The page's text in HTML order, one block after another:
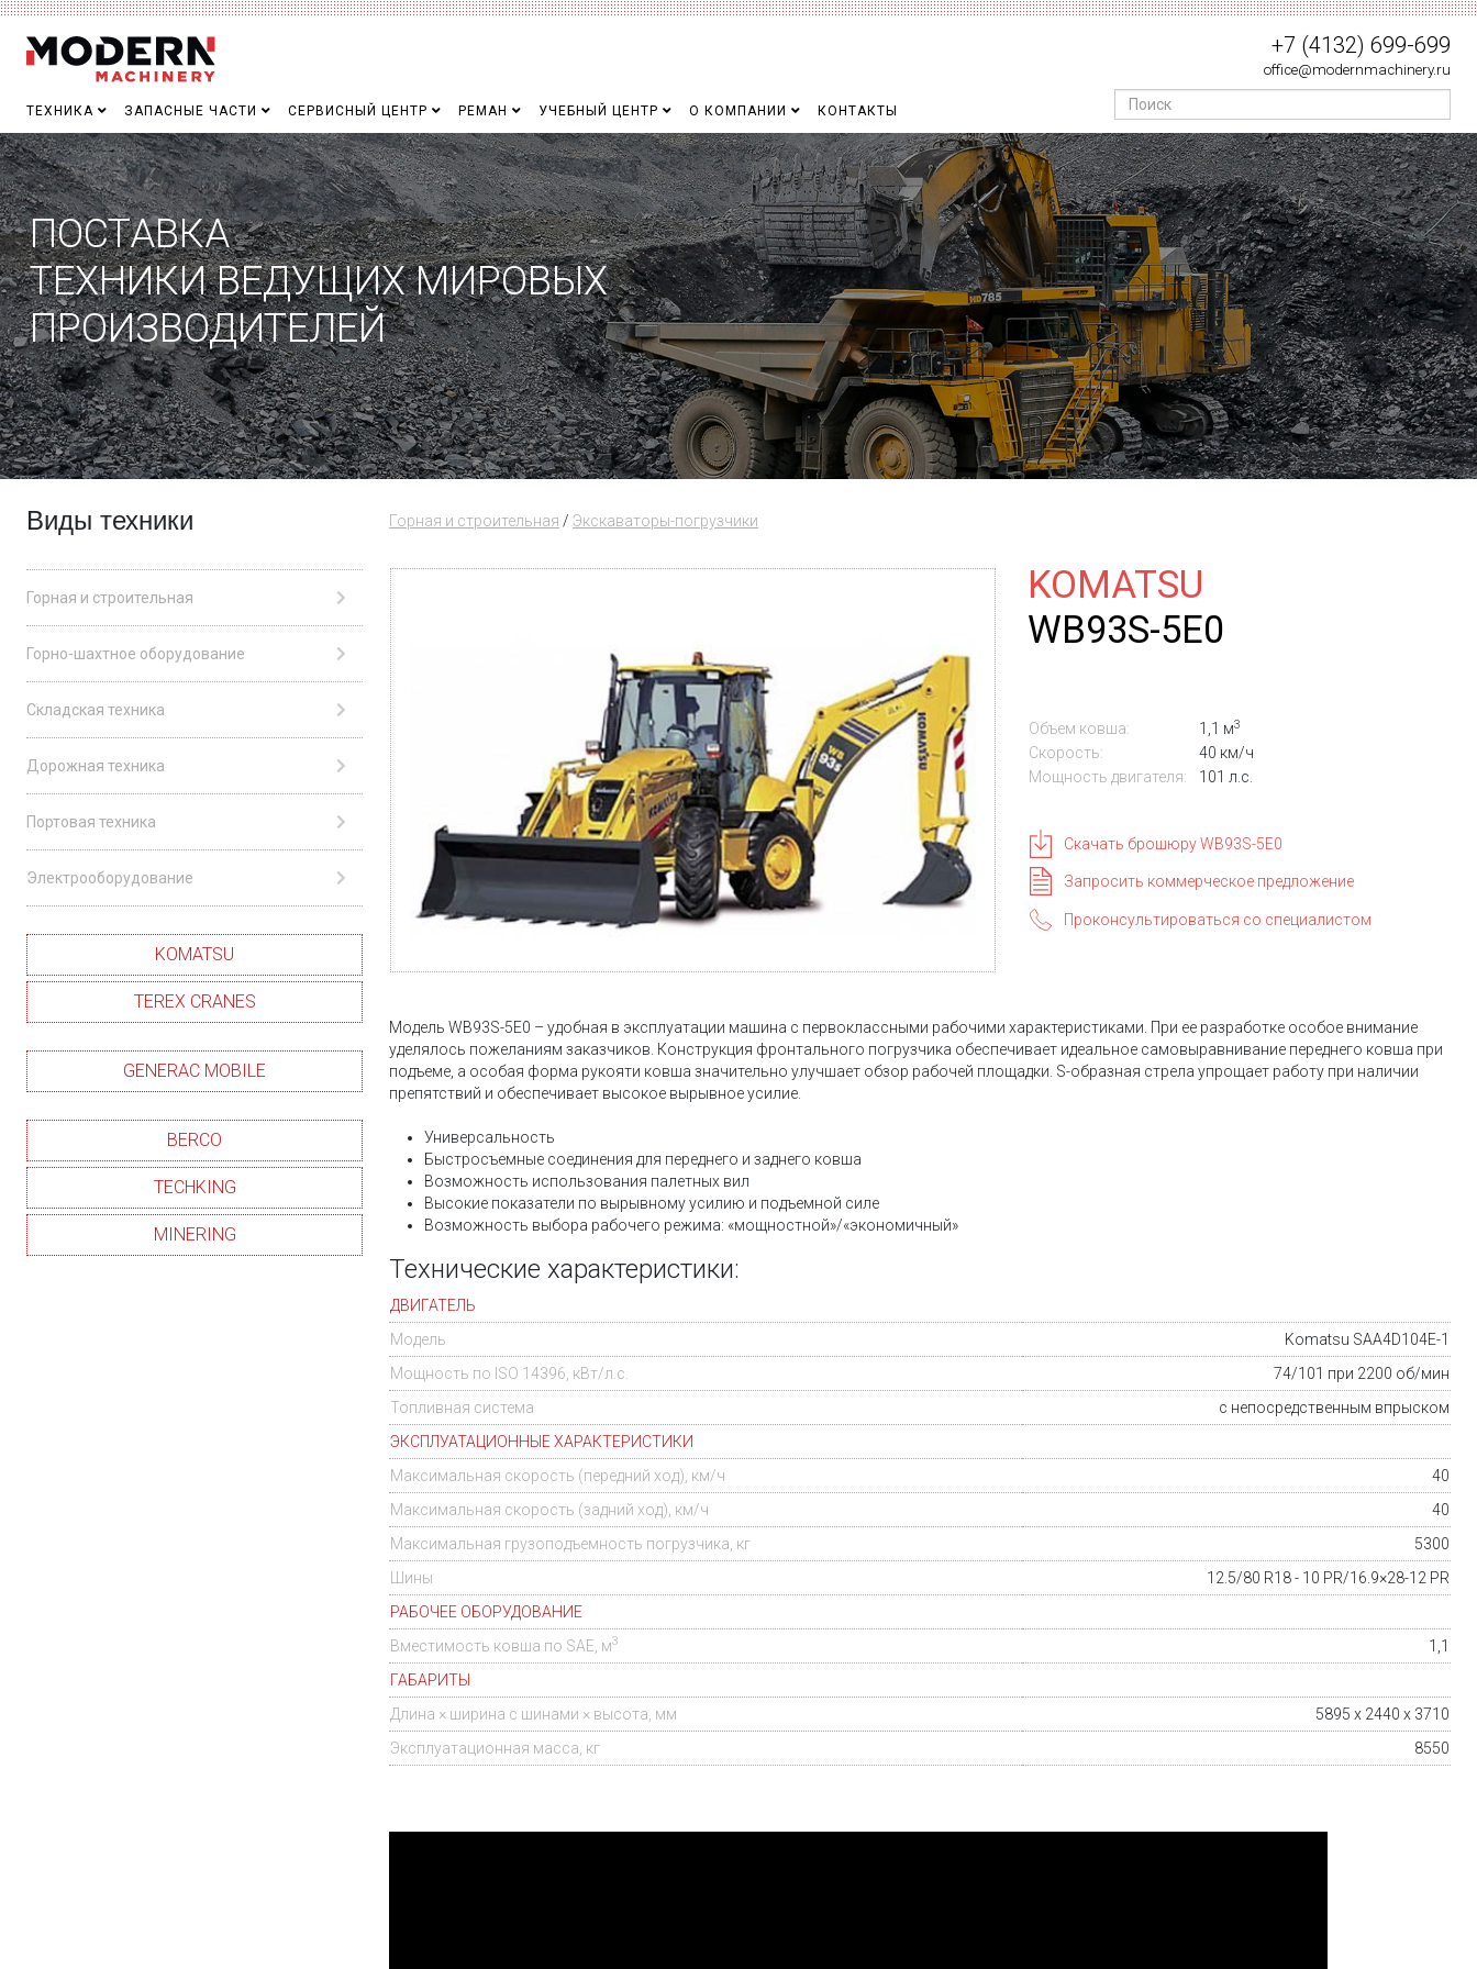
+7 (4132) 699-699
office@modernmachinery.ru
ТЕХНИКА ЗАПАСНЫЕ ЧАСТИ СЕРВИСНЫЙ ЦЕНТР РЕМАН УЧЕБНЫЙ ЦЕНТР О КОМПАНИИ КОНТАКТЫ
ПОСТАВКА
ТЕХНИКИ ВЕДУЩИХ МИРОВЫХ
ПРОИЗВОДИТЕЛЕЙ
Виды техники
Горная и строительная
Горно-шахтное оборудование
Складская техника
Дорожная техника
Портовая техника
Электрооборудование
KOMATSU
TEREX CRANES
GENERAC MOBILE
BERCO
TECHKING
MINERING
Горная и строительная / Экскаваторы-погрузчики
KOMATSU
WB93S-5E0
Объем ковша: 1,1 м3
Скорость:
40 км/ч
Мощность двигателя:
101 л.с.
Скачать брошюру WB93S-5E0
Запросить коммерческое предложение
Проконсультироваться со специалистом
Модель WB93S-5E0 – удобная в эксплуатации машина с первоклассными рабочими характеристиками. При ее разработке особое внимание
уделялось пожеланиям заказчиков. Конструкция фронтального погрузчика обеспечивает идеальное самовыравнивание переднего ковша при
подъеме, а особая форма рукояти ковша значительно улучшает обзор рабочей площадки. S-образная стрела упрощает работу при наличии
препятствий и обеспечивает высокое вырывное усилие.
Универсальность
Быстросъемные соединения для переднего и заднего ковша
Возможность использования палетных вил
Высокие показатели по вырывному усилию и подъемной силе
Возможность выбора рабочего режима: «мощностной»/«экономичный»
Технические характеристики:
ДВИГАТЕЛЬ
Модель
Komatsu SAA4D104E-1
Мощность по ISO 14396, кВт/л.с.
74/101 при 2200 об/мин
Топливная система
с непосредственным впрыском
ЭКСПЛУАТАЦИОННЫЕ ХАРАКТЕРИСТИКИ
Максимальная скорость (передний ход), км/ч
40
Максимальная скорость (задний ход), км/ч
40
Максимальная грузоподъемность погрузчика, кг
5300
Шины
12.5/80 R18 - 10 PR/16.9×28-12 PR
РАБОЧЕЕ ОБОРУДОВАНИЕ
Вместимость ковша по SAE, м3
1,1
ГАБАРИТЫ
Длина × ширина с шинами × высота, мм
5895 x 2440 x 3710
Эксплуатационная масса, кг
8550